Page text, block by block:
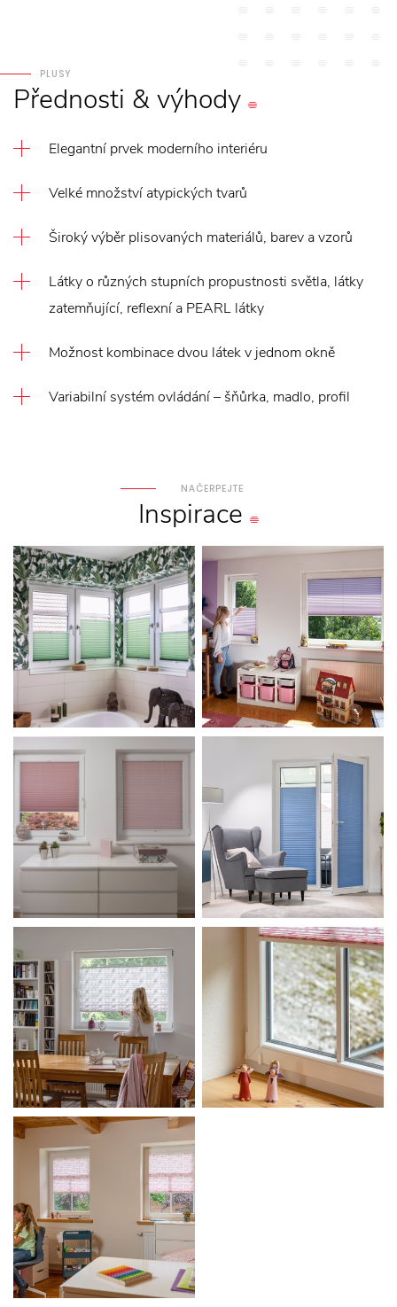
PLUSY
Přednosti &výhody
Elegantní prvek moderního interiéru
Velké množství atypických tvarů
Široký výběr plisovaných materiálů, barev a vzorů
Látky o různých stupních propustnosti světla, látky
zatemňující, reflexní a PEARL látky
Možnost kombinace dvou látek v jednom okně
Variabilní systém ovládání – šňůrka, madlo, profil
NAČERPEJTE
Inspirace